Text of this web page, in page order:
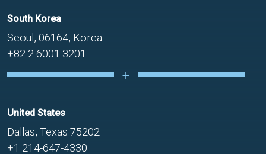
South Korea
Seoul, 06164, Korea
+82 2 6001 3201
United States
Dallas, Texas 75202
+1 214-647-4330